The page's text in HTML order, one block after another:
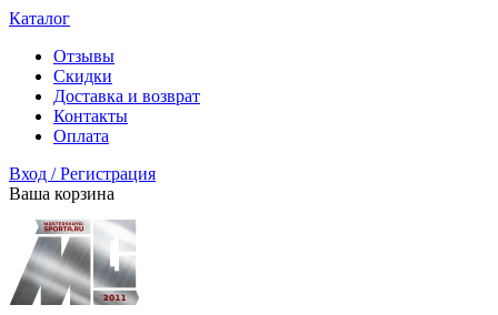
Каталог
Отзывы
Скидки
Доставка и возврат
Контакты
Оплата
Вход / Регистрация
Ваша корзина